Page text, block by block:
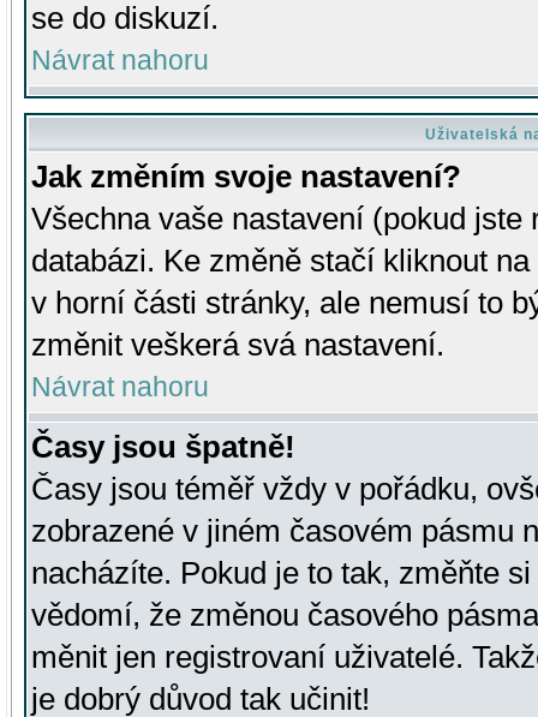
se do diskuzí.
Návrat nahoru
Uživatelská
Jak změním svoje nastavení?
Všechna vaše nastavení (pokud
databázi. Ke změně stačí kliknout
v horní části stránky, ale nemusí to
změnit veškerá svá nastavení.
Návrat nahoru
Časy jsou špatně!
Časy jsou téměř vždy v pořádku,
zobrazené v jiném časovém pásmu
nacházíte. Pokud je to tak, změňte
vědomí, že změnou časového
měnit jen registrovaní uživatelé.
je dobrý důvod tak učinit!